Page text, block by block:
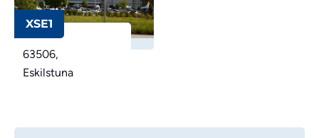
XSE1
63506,
Eskilstuna